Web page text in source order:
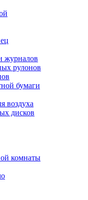
журналов
рулонов
бумаги
воздуха
дисков
комнаты